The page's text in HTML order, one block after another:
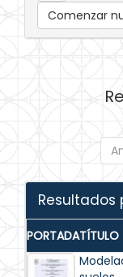
Comenzar
Resultados
PORTADATÍTULO